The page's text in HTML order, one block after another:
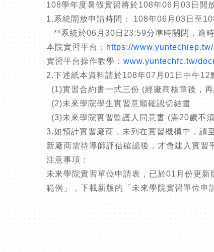
108學年度暑假實習將於108年06月03日開
1.系統開放申請時間： 108年06月03日至
**系統於06月30日23:59分準時關閉，逾時
本院實習平台： https://
實習平台操作教學： www.yuntechfc.tw/
2.下述紙本資料請於108年07月01日中午12
(1)實習合約書一式三份 (經廠商核章後，
(2)未來學院學生實習意願確認切結書
(3)未來學院實習監護人同意書 (滿20歲不
3.如預計實習廠商，未列在實習機構中，請
新廠商需待導師評估確認後，才會建入實習
注意事項：
未來學院實習單位申請表，已於01月份更
範例」，下載新版的「未來學院實習單位申